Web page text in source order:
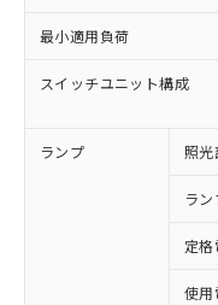
最小適用負荷
スイッチユニット構成
ランプ 照
ラ
定格
使用